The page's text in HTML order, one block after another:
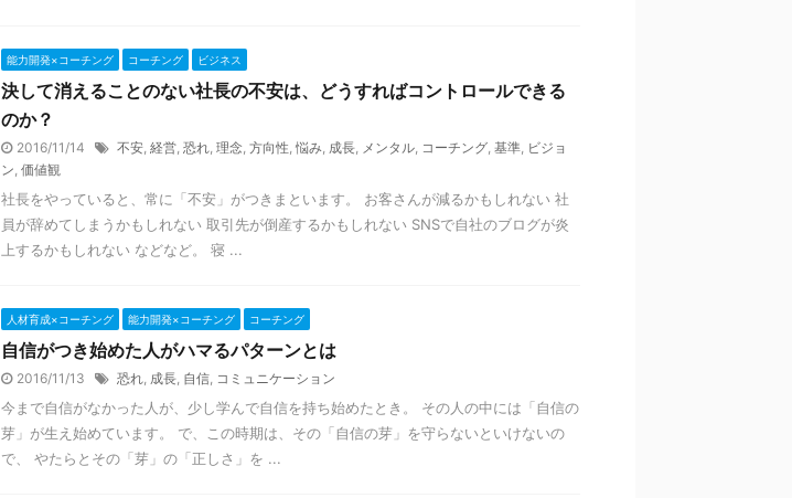
能力開発×コーチング コーチング ビジネス
決して消えることのない社長の不安は、どうすればコントロールできる
のか？
2016/11/14 不安, 経営, 恐れ, 理念, 方向性, 悩み, 成長, メンタル, コーチング, 基準, ビジョ
ン, 価値観
社長をやっていると、常に「不安」がつきまといます。 お客さんが減るかもしれない 社
員が辞めてしまうかもしれない 取引先が倒産するかもしれない SNSで自社のブログが炎
上するかもしれない などなど。 寝 ...
人材育成×コーチング 能力開発×コーチング コーチング
自信がつき始めた人がハマるパターンとは
2016/11/13 恐れ, 成長, 自信, コミュニケーション
今まで自信がなかった人が、少し学んで自信を持ち始めたとき。 その人の中には「自信の
芽」が生え始めています。 で、この時期は、その「自信の芽」を守らないといけないの
で、 やたらとその「芽」の「正しさ」を ...